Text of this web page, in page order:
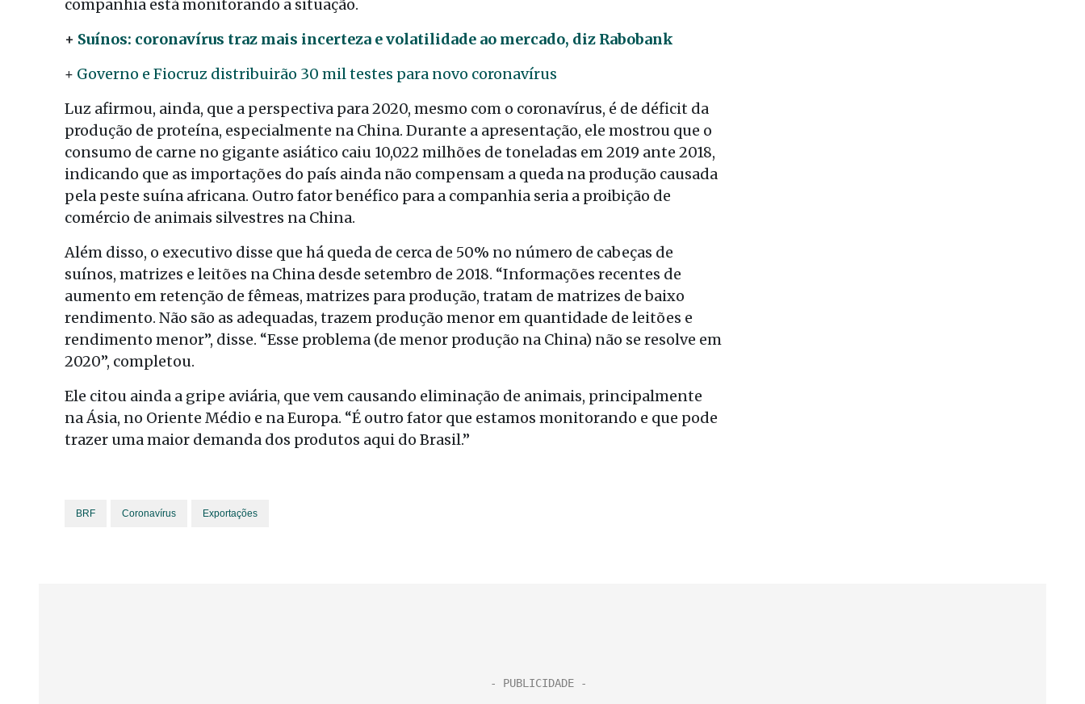
companhia está monitorando a situação.
+ Suínos: coronavírus traz mais incerteza e volatilidade ao mercado, diz Rabobank
+ Governo e Fiocruz distribuirão 30 mil testes para novo coronavírus
Luz afirmou, ainda, que a perspectiva para 2020, mesmo com o coronavírus, é de déficit da
produção de proteína, especialmente na China. Durante a apresentação, ele mostrou que o
consumo de carne no gigante asiático caiu 10,022 milhões de toneladas em 2019 ante 2018,
indicando que as importações do país ainda não compensam a queda na produção causada
pela peste suína africana. Outro fator benéfico para a companhia seria a proibição de
comércio de animais silvestres na China.
Além disso, o executivo disse que há queda de cerca de 50% no número de cabeças de
suínos, matrizes e leitões na China desde setembro de 2018. “Informações recentes de
aumento em retenção de fêmeas, matrizes para produção, tratam de matrizes de baixo
rendimento. Não são as adequadas, trazem produção menor em quantidade de leitões e
rendimento menor”, disse. “Esse problema (de menor produção na China) não se resolve em
2020”, completou.
Ele citou ainda a gripe aviária, que vem causando eliminação de animais, principalmente
na Ásia, no Oriente Médio e na Europa. “É outro fator que estamos monitorando e que pode
trazer uma maior demanda dos produtos aqui do Brasil.”
BRF Coronavírus Exportações